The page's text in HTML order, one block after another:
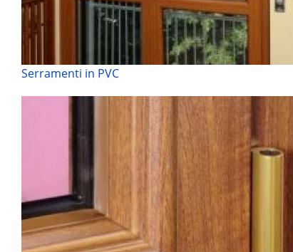
Serramenti in PVC